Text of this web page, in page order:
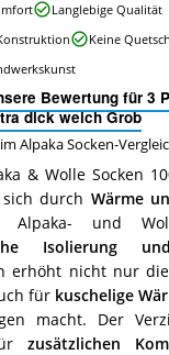
Bewertung für 3
dick weich Grob
im Alpaka Socken-
& Wolle Socken
sich durch Wärme
Alpaka- und
Isolierung
erhöht nicht nur
für kuschelige
macht. Der
zusätzlichen
Langlebige Qualität
Keine